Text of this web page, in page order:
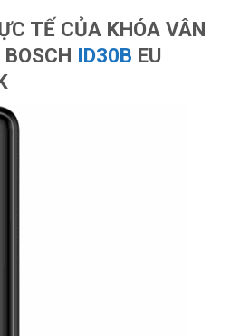
TẾ CỦA KHÓA VÂN
ID30B EU